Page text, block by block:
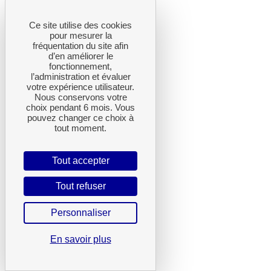
Ce site utilise des cookies
pour mesurer la
fréquentation du site afin
d’en améliorer le
fonctionnement,
l’administration et évaluer
votre expérience utilisateur.
Nous conservons votre
choix pendant 6 mois. Vous
pouvez changer ce choix à
tout moment.
Tout accepter
Tout refuser
Personnaliser
En savoir plus